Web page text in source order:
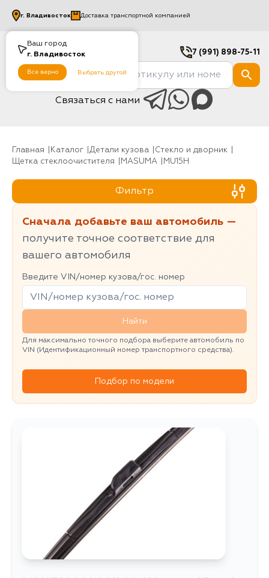
Ваш город
г. Владивосток
Все верно Выбрать другой
г. Владивосток Доставка транспортной компанией
7 (991) 898-75-11
Связаться с нами
Главная Каталог Детали кузова
Стекло и дворник
Щетка стеклоочистителя
MASUMA MU15H
Фильтр
Сначала добавьте ваш автомобиль —
получите точное соответствие для
вашего автомобиля
Введите VIN/номер кузова/гос. номер
Найти
Для максимально точного подбора выберите автомобиль по
VIN (Идентификационный номер транспортного средства).
Подбор по модели